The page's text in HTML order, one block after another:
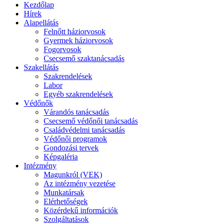
Kezdőlap
Hírek
Alapellátás
Felnőtt háziorvosok
Gyermek háziorvosok
Fogorvosok
Csecsemő szaktanácsadás
Szakellátás
Szakrendelések
Labor
Egyéb szakrendelések
Védőnők
Várandós tanácsadás
Csecsemő védőnői tanácsadás
Családvédelmi tanácsadás
Védőnői programok
Gondozási tervek
Képgaléria
Intézmény
Magunkról (VEK)
Az intézmény vezetése
Munkatársak
Elérhetőségek
Közérdekű információk
Szolgáltatások